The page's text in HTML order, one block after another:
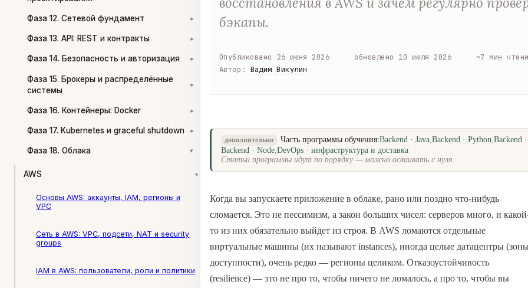
Фаза 12. Сетевой фундамент ▾
Фаза 13. API: REST и контракты ▾
Фаза 14. Безопасность и авторизация ▾
Фаза 15. Брокеры и распределённые
системы
▾
Фаза 16. Контейнеры: Docker ▾
Фаза 17. Kubernetes и graceful shutdown ▾
Фаза 18. Облака ▾
AWS ▾
Основы AWS: аккаунты, IAM, регионы и
VPC
Сеть в AWS: VPC, подсети, NAT и security
groups
IAM в AWS: пользователи, роли и политики
бэкапы.
Опубликовано 26 июня 2026 обновлено 10 июля 2026 ~7 мин
Автор : Вадим Викулин
дополнительно Часть программы обучения:Backend · Java,Backend · Python,Backend
Backend · Node,DevOps · инфраструктура и доставка
Статьи программы идут по порядку — можно осваивать с нуля.
Когда вы запускаете приложение в облаке, рано или поздно что-нибудь
сломается. Это не пессимизм, а закон больших чисел: серверов много, и
то из них обязательно выйдет из строя. В AWS ломаются отдельные
виртуальные машины (их называют instances), иногда целые датацентры
доступности), очень редко — регионы целиком. Отказоустойчивость
(resilience) — это не про то, чтобы ничего не ломалось, а про то, чтобы вы